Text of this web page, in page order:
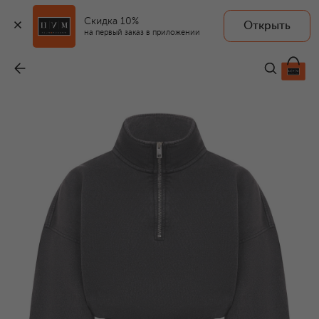
Скидка 10%
на первый заказ в приложении
Открыть
ALEXANDERWANG.T
39 950 ₽